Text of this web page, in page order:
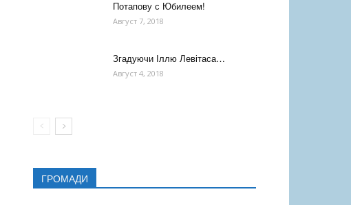
Потапову с Юбилеем!
Август 7, 2018
Згадуючи Іллю Левітаса…
Август 4, 2018
ГРОМАДИ